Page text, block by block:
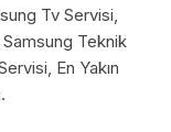
Tv Servisi,
Teknik
En Yakın